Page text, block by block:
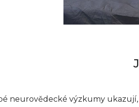
neurovědecké výzkumy